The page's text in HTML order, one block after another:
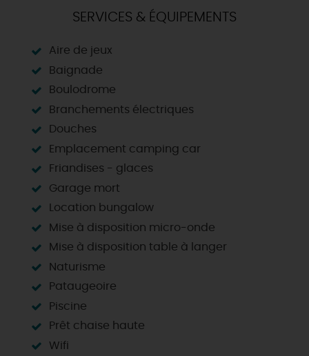
SERVICES & ÉQUIPEMENTS
Aire de jeux
Baignade
Boulodrome
Branchements électriques
Douches
Emplacement camping car
Friandises - glaces
Garage mort
Location bungalow
Mise à disposition micro-onde
Mise à disposition table à langer
Naturisme
Pataugeoire
Piscine
Prêt chaise haute
Wifi